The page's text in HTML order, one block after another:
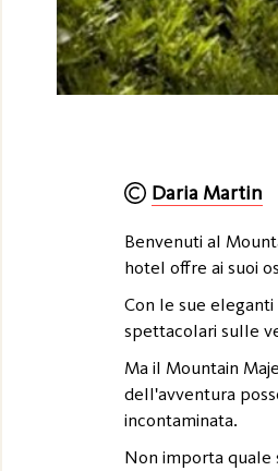
Daria Martin
Benvenuti al
hotel offre ai suoi
Con le sue
spettacolari sulle
Ma il Mountain
dell'avventura
incontaminata.
Non importa quale